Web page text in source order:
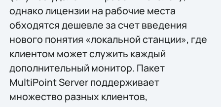
однако лицензии на рабочие места
обходятся дешевле за счет введения
нового понятия «локальной станции», где
клиентом может служить каждый
дополнительный монитор. Пакет
MultiPoint Server поддерживает
множество разных клиентов,